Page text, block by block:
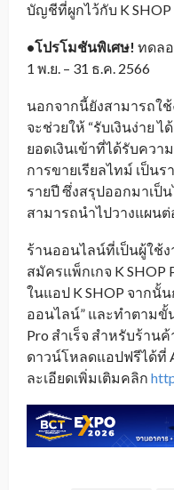
บัญชีที่ผูกไว้กับ K SHOP
•โปรโมชันพิเศษ! ทดลอ
1 พ.ย. – 31 ธ.ค. 2566
นอกจากนี้ยังสามารถใช้
จะช่วยให้ “รับเงินง่าย ไ
ยอดเงินเข้าที่ได้รับคว
การขายเรียลไทม์ เป็น
รายปี ซึ่งสรุปออกมาเป็
สามารถนำไปวางแผน
ร้านออนไลน์ที่เป็นผู้ใช้ง
สมัครแพ็กเกจ K SHOP
ในแอป K SHOP จากนั้น
ออนไลน์” และทำตามขั้
Pro สำเร็จ สำหรับร้าน
ดาวน์โหลดแอปฟรีได้ที่
ละเอียดเพิ่มเติมคลิก